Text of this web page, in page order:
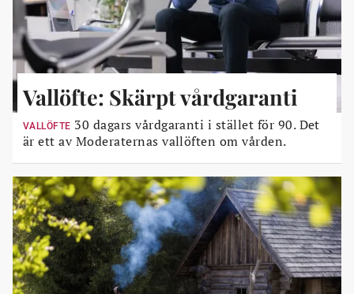
Vallöfte: Skärpt vårdgaranti
VALLÖFTE 30 dagars vårdgaranti i stället för 90. Det
är ett av Moderaternas vallöften om vården.